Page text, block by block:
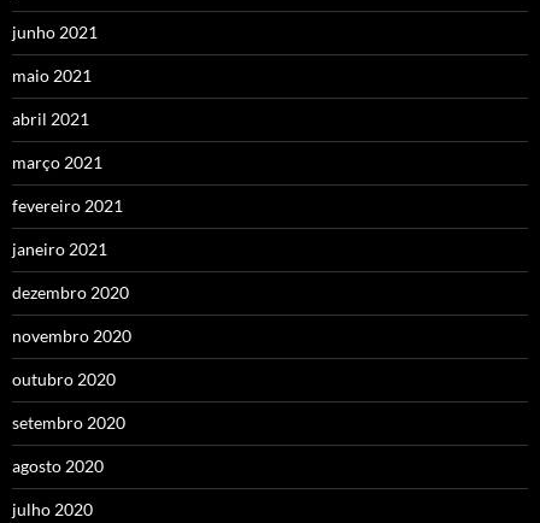
junho 2021
maio 2021
abril 2021
março 2021
fevereiro 2021
janeiro 2021
dezembro 2020
novembro 2020
outubro 2020
setembro 2020
agosto 2020
julho 2020